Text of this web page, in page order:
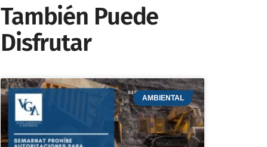
También Puede
Disfrutar
AMBIENTAL